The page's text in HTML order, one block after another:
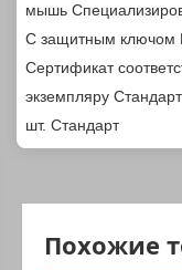
мышь
С защитным ключом
Сертификат
экземпляру Стандарт
шт. Стандарт
Похожие